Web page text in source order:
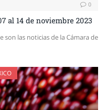
0
al 14 de noviembre 2023
son las noticias de la Cámara de